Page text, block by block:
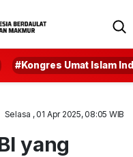
#Kongres Umat Islam
Selasa , 01 Apr 2025, 08:05 WIB
yang